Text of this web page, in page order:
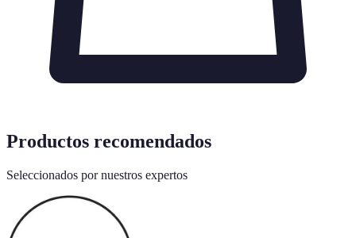
Productos recomendados
Seleccionados por nuestros expertos